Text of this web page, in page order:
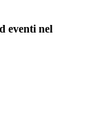
eventi nel